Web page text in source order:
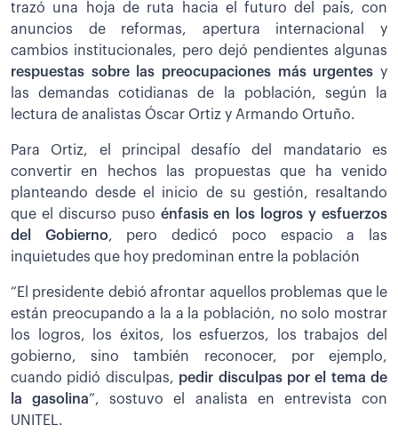
trazó una hoja de ruta hacia el futuro del país, con
anuncios de reformas, apertura internacional y
cambios institucionales, pero dejó pendientes algunas
respuestas sobre las preocupaciones más urgentes y
las demandas cotidianas de la población, según la
lectura de analistas Óscar Ortiz y Armando Ortuño.
Para Ortiz, el principal desafío del mandatario es
convertir en hechos las propuestas que ha venido
planteando desde el inicio de su gestión, resaltando
que el discurso puso énfasis en los logros y esfuerzos
del Gobierno, pero dedicó poco espacio a las
inquietudes que hoy predominan entre la población
“El presidente debió afrontar aquellos problemas que le
están preocupando a la a la población, no solo mostrar
los logros, los éxitos, los esfuerzos, los trabajos del
gobierno, sino también reconocer, por ejemplo,
cuando pidió disculpas, pedir disculpas por el tema de
la gasolina”, sostuvo el analista en entrevista con
UNITEL.